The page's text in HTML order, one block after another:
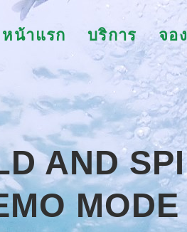
หน้าแรก บริการ จอ
AND
MODE